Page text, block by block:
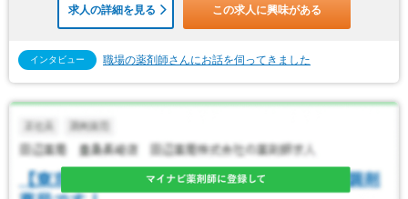
求人の詳細を見る この求人に興味がある
インタビュー 職場の薬剤師さんにお話を伺ってきました